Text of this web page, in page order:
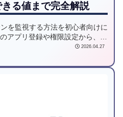
る値まで完全解説
を監視する方法を初心者向けに
アプリ登録や権限設定から、
を入力する手順まで、実際の画
2026.04.27